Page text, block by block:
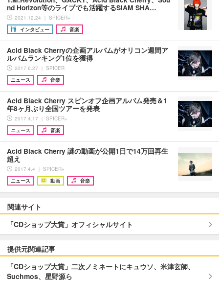
nd Horizon等のライブでも活躍するSIAM SHA…
2021.12.24 ｜ SPICER+
インタビュー
音楽
Acid Black Cherryの企画アルバムがオリコン週間ア
ルバムランキング1位を獲得
2017.6.27 ｜ SPICER
ニュース
音楽
Acid Black Cherry スピンオフ企画アルバム発売＆1
年8ヶ月ぶり全国ツアーを発表
2017.4.17 ｜ SPICER+
ニュース
音楽
Acid Black Cherry 謎の動画が公開1日で14万回再生
超え
2017.4.4 ｜ SPICER+
ニュース
動画 音楽
関連サイト
「CDショップ大賞」オフィシャルサイト
提供元関連記事
「CDショップ大賞」二次ノミネートにキュウソ、米津玄師、
Suchmos、星野源ら